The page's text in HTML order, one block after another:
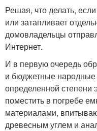
Решая, что делать,
или затапливает
домовладельцы
Интернет.
И в первую очередь
и бюджетные
определенной степени
поместить в погребе
материалами,
древесным углем и